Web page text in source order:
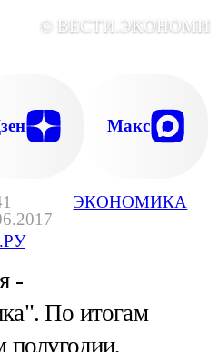
ЭКОНОМИКА
©
Макс
-
По итогам
полугодии,